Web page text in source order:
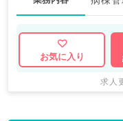
お気に入り
求人